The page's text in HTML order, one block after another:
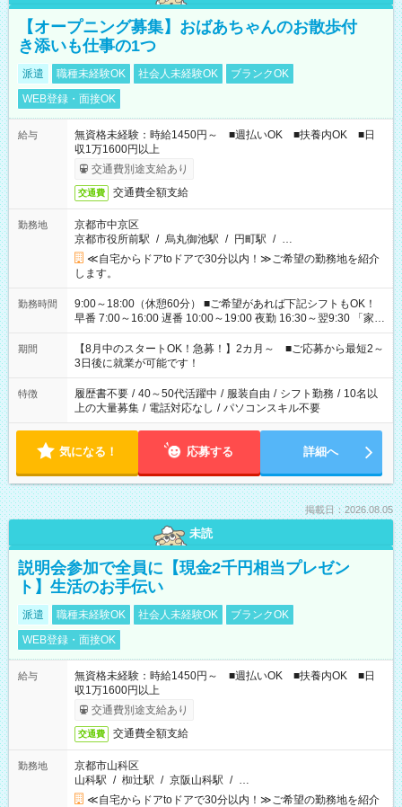
【オープニング募集】おばあちゃんのお散歩付
き添いも仕事の1つ
派遣 職種未経験OK 社会人未経験OK
ブランクOK
WEB登録・面接OK
給与
無資格未経験：時給1450円～ ■週払いOK ■扶養内OK ■日
収1万1600円以上
交通費別途支給あり
交通費 交通費全額支給
勤務地
京都市中京区
京都市役所前駅 / 烏丸御池駅 / 円町駅 / …
≪自宅からドアtoドアで30分以内！≫ご希望の勤務地を紹介
します。
勤務時間
9:00～18:00（休憩60分） ■ご希望があれば下記シフトもOK！
早番 7:00～16:00 遅番 10:00～19:00 夜勤 16:30～翌9:30 「家族
と休みを合わせたい」 「余裕を持って夕飯の準備がしたい」
「できれば残業はしたくない」 など、ご希望を教えてください
ね。 ※Wワーク希望の方へ 今ご覧のお仕事で希望する勤務時間
と、もう1つのお仕事の勤務時間。 合計で週40時間を超える場
合は応募できません。
期間
【8月中のスタートOK！急募！】2カ月～ ■ご応募から最短2～
3日後に就業が可能です！
特徴 履歴書不要 / 40～50代活躍中 / 服装自由 / シフト勤務 / 10名以
上の大量募集 / 電話対応なし / パソコンスキル不要
気になる！ 応募する 詳細へ
掲載日：2026.08.05
未読
説明会参加で全員に【現金2千円相当プレゼン
ト】生活のお手伝い
派遣 職種未経験OK 社会人未経験OK
ブランクOK
WEB登録・面接OK
給与
無資格未経験：時給1450円～ ■週払いOK ■扶養内OK ■日
収1万1600円以上
交通費別途支給あり
交通費 交通費全額支給
勤務地
京都市山科区
山科駅 / 椥辻駅 / 京阪山科駅 / …
≪自宅からドアtoドアで30分以内！≫ご希望の勤務地を紹介